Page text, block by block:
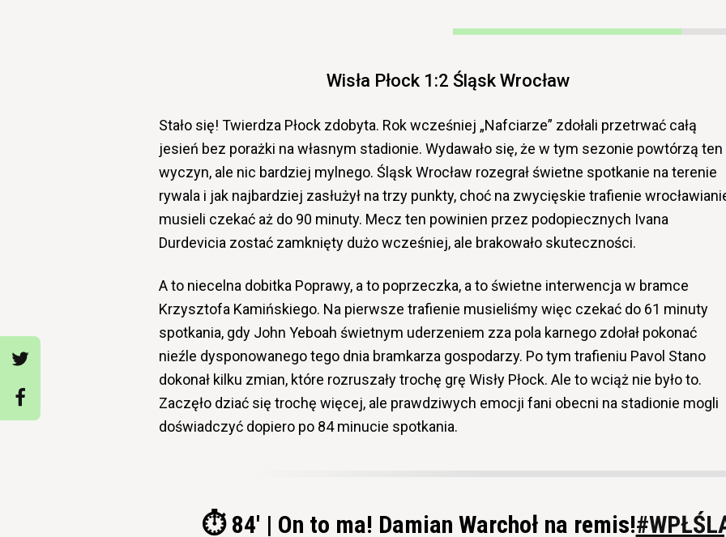
Wisła Płock 1:2 Śląsk Wrocław
Stało się! Twierdza Płock zdobyta. Rok wcześniej „Nafciarze” zdołali przetrwać całą
jesień bez porażki na własnym stadionie. Wydawało się, że w tym sezonie powtórzą ten
wyczyn, ale nic bardziej mylnego. Śląsk Wrocław rozegrał świetne spotkanie na terenie
rywala i jak najbardziej zasłużył na trzy punkty, choć na zwycięskie trafienie
musieli czekać aż do 90 minuty. Mecz ten powinien przez podopiecznych Ivana
Durdevicia zostać zamknięty dużo wcześniej, ale brakowało skuteczności.
A to niecelna dobitka Poprawy, a to poprzeczka, a to świetne interwencja w bramce
Krzysztofa Kamińskiego. Na pierwsze trafienie musieliśmy więc czekać do 61 minuty
spotkania, gdy John Yeboah świetnym uderzeniem zza pola karnego zdołał pokonać
nieźle dysponowanego tego dnia bramkarza gospodarzy. Po tym trafieniu Pavol Stano
dokonał kilku zmian, które rozruszały trochę grę Wisły Płock. Ale to wciąż nie było to.
Zaczęło dziać się trochę więcej, ale prawdziwych emocji fani obecni na stadionie mogli
doświadczyć dopiero po 84 minucie spotkania.
⏱ 84' | On to ma! Damian Warchoł na remis!